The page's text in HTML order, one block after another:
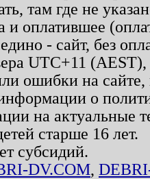
там где не
и оплатившее
- сайт, без
UTC+11
ошибки на
о
на актуальные
старше 16 лет.
субсидий.
DV.COM,